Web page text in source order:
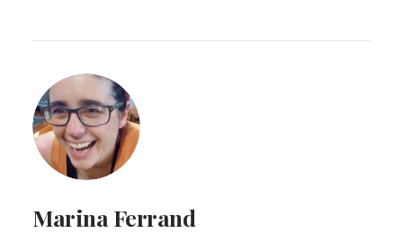
Marina Ferrand